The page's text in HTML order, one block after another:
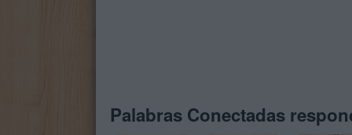
Palabras Conectadas